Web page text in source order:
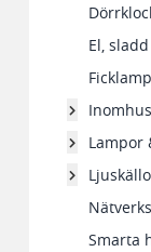
El, sladd
Lampor
Smarta